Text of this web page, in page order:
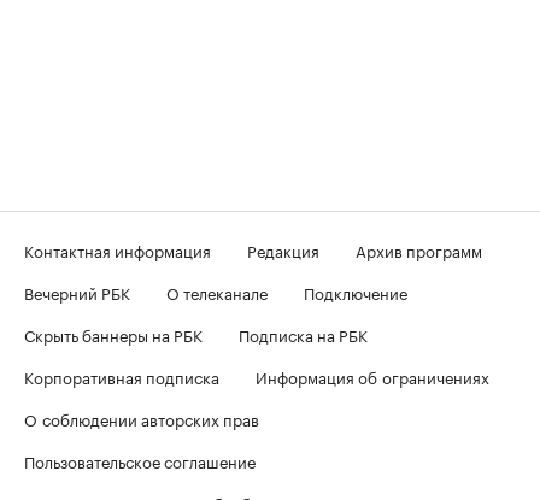
Контактная информация Редакция
Архив программ
Вечерний РБК
О телеканале
Подключение
Скрыть баннеры на РБК
Подписка на РБК
Корпоративная подписка
Информация об ограничениях
О соблюдении авторских прав
Пользовательское соглашение